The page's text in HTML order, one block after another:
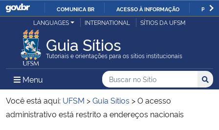
IR
O
COMUNICA BR ACESSO À INFORMAÇÃO
Ministério da Justiça e Segurança Pública
Ministério da Defesa
Ministério das Relações Exteriores
LANGUAGES INTERNATIONAL SÍTIOS DA UFSM
Guia Sítios
Tutoriais e orientações para os sítios institucionais
Menu Menu Principal do Sítio
Busca
Buscar no no Sítio
Busca:
Você está aqui: UFSM >Guia Sítios >O acesso
administrativo está restrito a endereços nacionais